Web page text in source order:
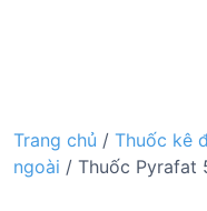
Trang chủ / Thuốc kê
ngoài / Thuốc Pyrafat